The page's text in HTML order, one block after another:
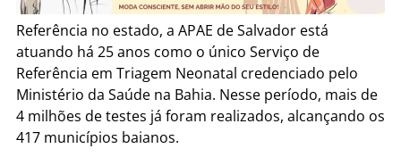
Referência no estado, a APAE de Salvador está
atuando há 25 anos como o único Serviço de
Referência em Triagem Neonatal credenciado pelo
Ministério da Saúde na Bahia. Nesse período, mais de
4 milhões de testes já foram realizados, alcançando os
417 municípios baianos.